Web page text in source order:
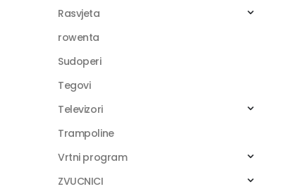
Rasvjeta
rowenta
Sudoperi
Tegovi
Televizori
Trampoline
Vrtni program
ZVUCNICI